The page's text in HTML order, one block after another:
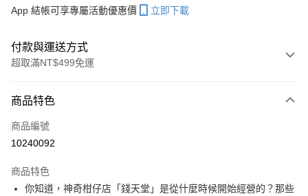
App 結帳可享專屬活動優惠價 立即下載
付款與運送方式
超取滿NT$499免運
信用卡一次付款
LINE Pay
大哥付你分期
商品特色
商品編號
10240092
商品特色
你知道，神奇柑仔店「錢天堂」是從什麼時候開始經營的？那些